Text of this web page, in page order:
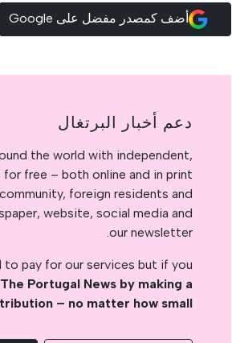
أضف كمصدر مفضل على Google
دعم أخبار البرتغال
the world with independent,
free – both online and in print.
foreign residents and
website, social media and
our newsletter.
pay for our services but if you
Portugal News by making a
– no matter how small